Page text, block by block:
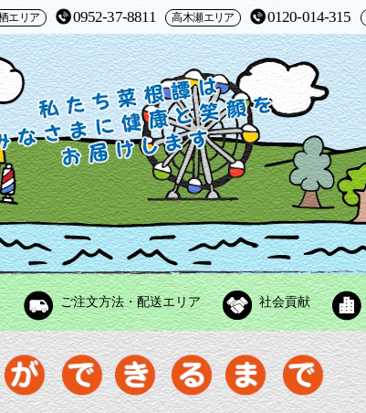
エリア 0952-37-8811 高木瀬エリア 0120-014-315
ご注文方法・配送エリア 社会貢献